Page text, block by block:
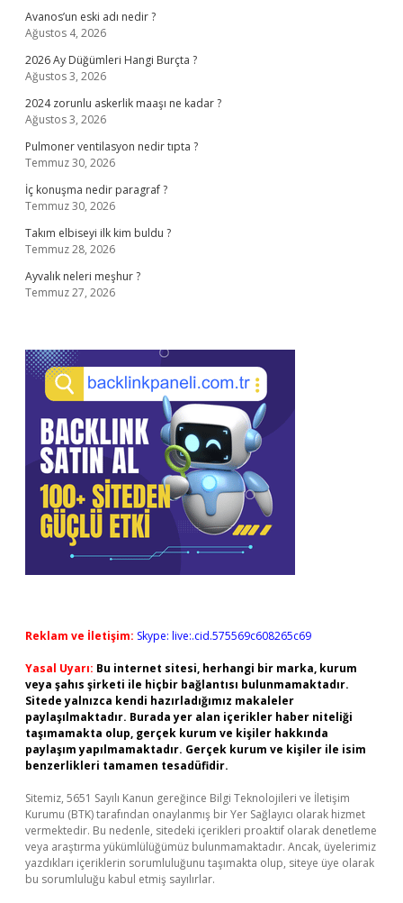
Avanos’un eski adı nedir ?
Ağustos 4, 2026
2026 Ay Düğümleri Hangi Burçta ?
Ağustos 3, 2026
2024 zorunlu askerlik maaşı ne kadar ?
Ağustos 3, 2026
Pulmoner ventilasyon nedir tıpta ?
Temmuz 30, 2026
İç konuşma nedir paragraf ?
Temmuz 30, 2026
Takım elbiseyi ilk kim buldu ?
Temmuz 28, 2026
Ayvalık neleri meşhur ?
Temmuz 27, 2026
Reklam ve İletişim: Skype: live:.cid.575569c608265c69
Yasal Uyarı: Bu internet sitesi, herhangi bir marka, kurum
veya şahıs şirketi ile hiçbir bağlantısı bulunmamaktadır.
Sitede yalnızca kendi hazırladığımız makaleler
paylaşılmaktadır. Burada yer alan içerikler haber niteliği
taşımamakta olup, gerçek kurum ve kişiler hakkında
paylaşım yapılmamaktadır. Gerçek kurum ve kişiler ile isim
benzerlikleri tamamen tesadüfidir.
Sitemiz, 5651 Sayılı Kanun gereğince Bilgi Teknolojileri ve İletişim
Kurumu (BTK) tarafından onaylanmış bir Yer Sağlayıcı olarak hizmet
vermektedir. Bu nedenle, sitedeki içerikleri proaktif olarak denetleme
veya araştırma yükümlülüğümüz bulunmamaktadır. Ancak, üyelerimiz
yazdıkları içeriklerin sorumluluğunu taşımakta olup, siteye üye olarak
bu sorumluluğu kabul etmiş sayılırlar.